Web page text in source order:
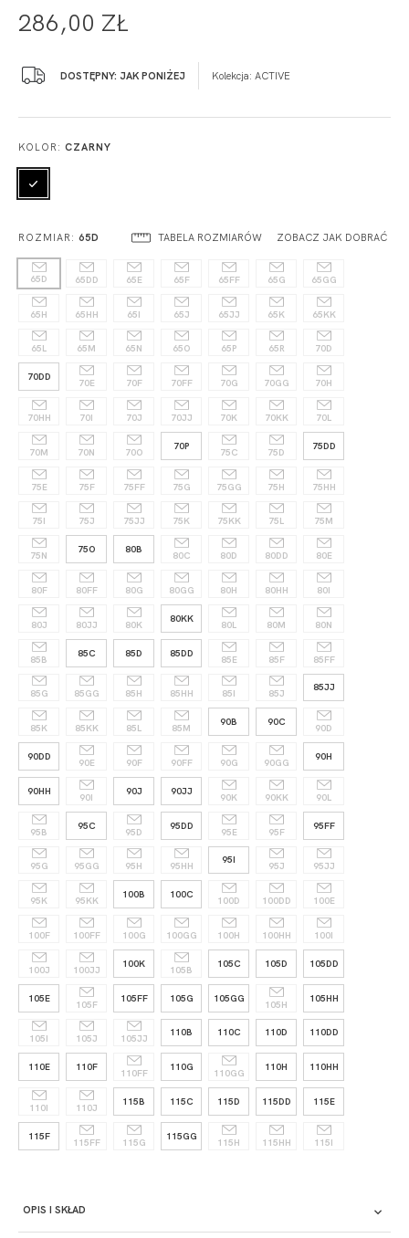
286,00 ZŁ
DOSTĘPNY: JAK PONIŻEJ Kolekcja: ACTIVE
KOLOR: CZARNY
ROZMIAR: 65D TABELA ROZMIARÓW ZOBACZ JAK DOBRAĆ
65D 65DD 65E 65F 65FF 65G 65GG
65H 65HH 65I 65J 65JJ 65K 65KK
65L 65M 65N 65O 65P 65R 70D
70DD
70E 70F 70FF 70G 70GG 70H
70HH 70I 70J 70JJ 70K 70KK 70L
70M 70N 70O
70P
75C 75D
75DD
75E 75F 75FF 75G 75GG 75H 75HH
75I 75J 75JJ 75K 75KK 75L 75M
75N
75O 80B
80C 80D 80DD 80E
80F 80FF 80G 80GG 80H 80HH 80I
80J 80JJ 80K
80KK
80L 80M 80N
85B
85C 85D 85DD
85E 85F 85FF
85G 85GG 85H 85HH 85I 85J
85JJ
85K 85KK 85L 85M
90B 90C
90D
90DD
90E 90F 90FF 90G 90GG
90H
90HH
90I
90J 90JJ
90K 90KK 90L
95B
95C
95D
95DD
95E 95F
95FF
95G 95GG 95H 95HH
95I
95J 95JJ
95K 95KK
100B 100C
100D 100DD 100E
100F 100FF 100G 100GG 100H 100HH 100I
100J 100JJ
100K
105B
105C 105D 105DD
105E
105F
105FF 105G 105GG
105H
105HH
105I 105J 105JJ
110B 110C 110D 110DD
110E 110F
110FF
110G
110GG
110H 110HH
110I 110J
115B 115C 115D 115DD 115E
115F
115FF 115G
115GG
115H 115HH 115I
OPIS I SKŁAD